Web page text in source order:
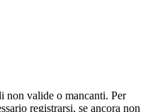
non valide o mancanti. Per
registrarsi, se an­co­ra non